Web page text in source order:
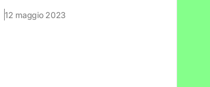
12 maggio 2023